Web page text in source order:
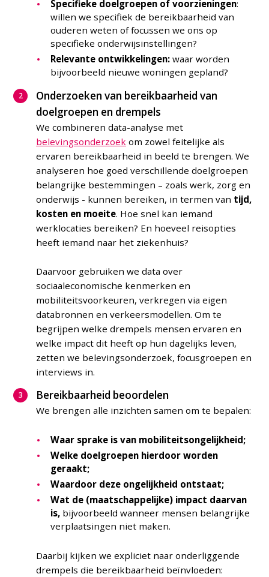
Specifieke doelgroepen of voorzieningen:
willen we specifiek de bereikbaarheid van
ouderen weten of focussen we ons op
specifieke onderwijsinstellingen?
Relevante ontwikkelingen:waar worden
bijvoorbeeld nieuwe woningen gepland?
Onderzoeken van bereikbaarheid van
doelgroepen en drempels
We combineren data-analyse met
belevingsonderzoek om zowel feitelijke als
ervaren bereikbaarheid in beeld te brengen. We
analyseren hoe goed verschillende doelgroepen
belangrijke bestemmingen – zoals werk, zorg en
onderwijs - kunnen bereiken, in termen van tijd,
kosten en moeite. Hoe snel kan iemand
werklocaties bereiken? En hoeveel reisopties
heeft iemand naar het ziekenhuis?
Daarvoor gebruiken we data over
sociaaleconomische kenmerken en
mobiliteitsvoorkeuren, verkregen via eigen
databronnen en verkeersmodellen. Om te
begrijpen welke drempels mensen ervaren en
welke impact dit heeft op hun dagelijks leven,
zetten we belevingsonderzoek, focusgroepen en
interviews in.
Bereikbaarheid beoordelen
We brengen alle inzichten samen om te bepalen:
Waar sprake is van mobiliteitsongelijkheid;
Welke doelgroepen hierdoor worden
geraakt;
Waardoor deze ongelijkheid ontstaat;
Wat de (maatschappelijke) impact daarvan
is, bijvoorbeeld wanneer mensen belangrijke
verplaatsingen niet maken.
Daarbij kijken we expliciet naar onderliggende
drempels die bereikbaarheid beïnvloeden: